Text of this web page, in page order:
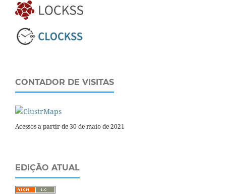
CONTADOR DE VISITAS
Acessos a partir de 30 de maio de 2021
EDIÇÃO ATUAL